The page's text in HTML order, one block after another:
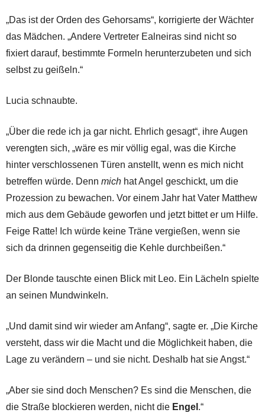
„Das ist der Orden des Gehorsams“, korrigierte der Wächter
das Mädchen. „Andere Vertreter Ealneiras sind nicht so
fixiert darauf, bestimmte Formeln herunterzubeten und sich
selbst zu geißeln.“
Lucia schnaubte.
„Über die rede ich ja gar nicht. Ehrlich gesagt“, ihre Augen
verengten sich, „wäre es mir völlig egal, was die Kirche
hinter verschlossenen Türen anstellt, wenn es mich nicht
betreffen würde. Denn mich hat Angel geschickt, um die
Prozession zu bewachen. Vor einem Jahr hat Vater Matthew
mich aus dem Gebäude geworfen und jetzt bittet er um Hilfe.
Feige Ratte! Ich würde keine Träne vergießen, wenn sie
sich da drinnen gegenseitig die Kehle durchbeißen.“
Der Blonde tauschte einen Blick mit Leo. Ein Lächeln spielte
an seinen Mundwinkeln.
„Und damit sind wir wieder am Anfang“, sagte er. „Die Kirche
versteht, dass wir die Macht und die Möglichkeit haben, die
Lage zu verändern – und sie nicht. Deshalb hat sie Angst.“
„Aber sie sind doch Menschen? Es sind die Menschen, die
die Straße blockieren werden, nicht die Engel .“